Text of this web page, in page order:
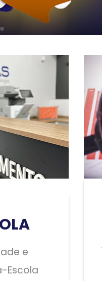
e
Escola